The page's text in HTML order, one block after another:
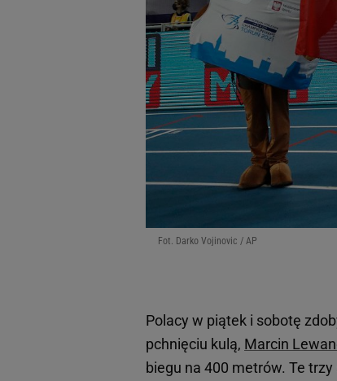
Fot. Darko Vojinovic / AP
Polacy w piątek i sobotę
pchnięciu kulą, Marcin
biegu na 400 metrów. Te